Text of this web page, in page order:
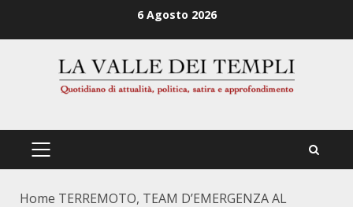
6 Agosto 2026
PRIMÄRES
Home TERREMOTO, TEAM D’EMERGENZA AL